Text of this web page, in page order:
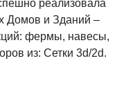
реализовала
Домов и Зданий –
фермы, навесы,
из: Сетки 3d/2d.